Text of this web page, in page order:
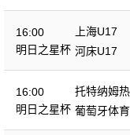
16:00
明日之星杯
上海U17
河床U17
16:00
明日之星杯
托特纳姆
葡萄牙体